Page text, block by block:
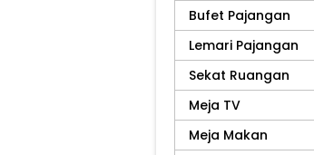
Bufet Pajangan
Lemari Pajangan
Sekat Ruangan
Meja TV
Meja Makan